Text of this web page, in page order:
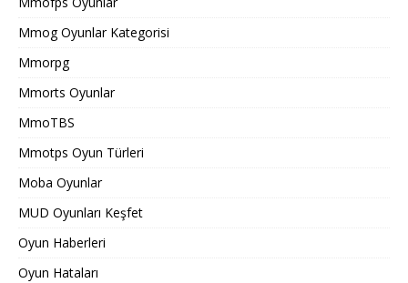
Mmog Oyunlar Kategorisi
Mmorpg
Mmorts Oyunlar
MmoTBS
Mmotps Oyun Türleri
Moba Oyunlar
MUD Oyunları Keşfet
Oyun Haberleri
Oyun Hataları